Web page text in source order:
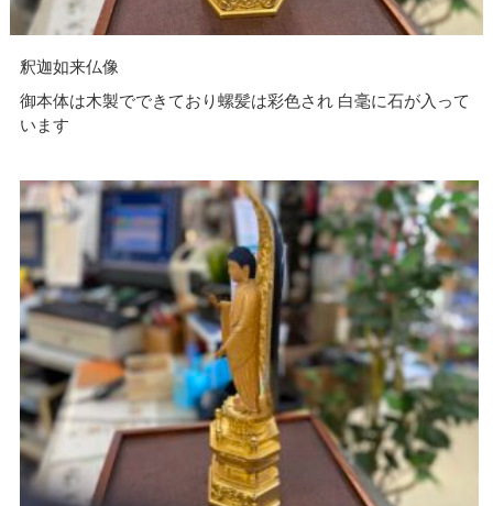
釈迦如来仏像
御本体は木製でできており螺髪は彩色され 白毫に石が入って
います